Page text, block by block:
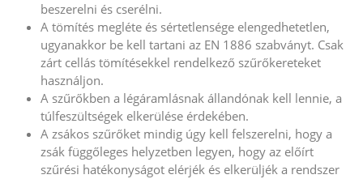
beszerelni és cserélni.
A tömítés megléte és sértetlensége elengedhetetlen,
ugyanakkor be kell tartani az EN 1886 szabványt. Csak
zárt cellás tömítésekkel rendelkező szűrőkereteket
használjon.
A szűrőkben a légáramlásnak állandónak kell lennie, a
túlfeszültségek elkerülése érdekében.
A zsákos szűrőket mindig úgy kell felszerelni, hogy a
zsák függőleges helyzetben legyen, hogy az előírt
szűrési hatékonyságot elérjék és elkerüljék a rendszer